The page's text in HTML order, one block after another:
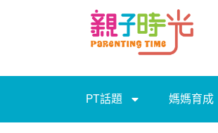
PT話題 媽媽育成